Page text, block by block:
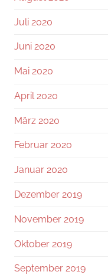
Juli 2020
Juni 2020
Mai 2020
April 2020
März 2020
Februar 2020
Januar 2020
Dezember 2019
November 2019
Oktober 2019
September 2019